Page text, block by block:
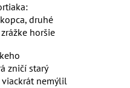
druhé
horšie
zničí starý
viackrát nemýlil